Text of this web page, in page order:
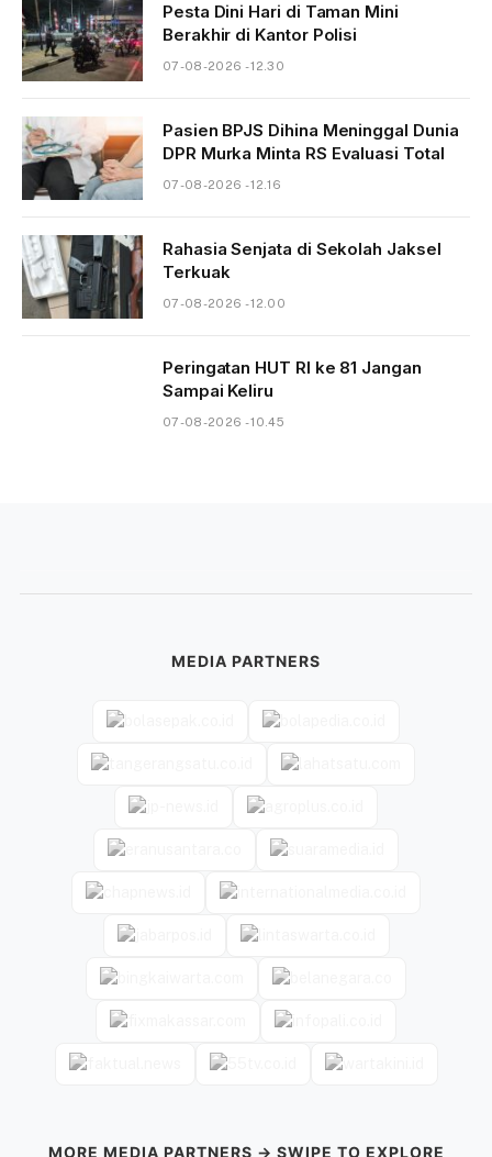
Pesta Dini Hari di Taman Mini
Berakhir di Kantor Polisi
07-08-2026 - 12.30
Pasien BPJS Dihina Meninggal Dunia
DPR Murka Minta RS Evaluasi Total
07-08-2026 - 12.16
Rahasia Senjata di Sekolah Jaksel
Terkuak
07-08-2026 - 12.00
Peringatan HUT RI ke 81 Jangan
Sampai Keliru
07-08-2026 - 10.45
MEDIA PARTNERS
MORE MEDIA PARTNERS → SWIPE TO EXPLORE